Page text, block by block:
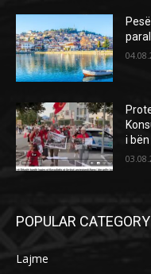
i
POPULAR CATEGORY
Lajme